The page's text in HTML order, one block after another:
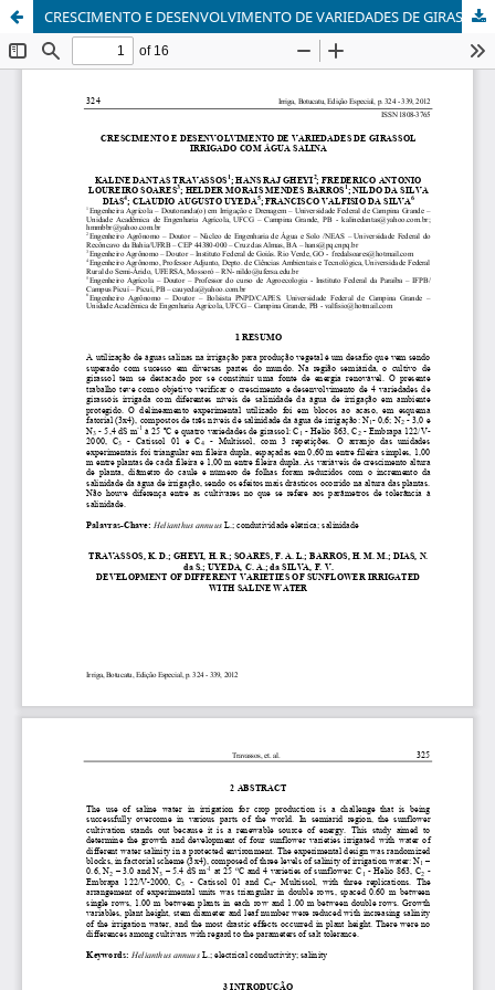
CRESCIMENTO E DESENVOLVIMENTO DE VARIEDADES DE GIRASSOL IRRIGADO COM ÁGUA SALINA